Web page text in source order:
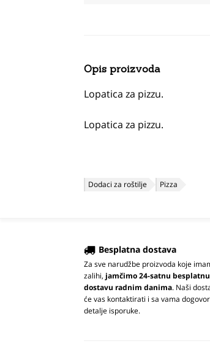
Opis proizvoda
Lopatica za pizzu.
Lopatica za pizzu.
Dodaci za roštilje Pizza
Besplatna dostava
Za sve narudžbe proizvoda koje
zalihi, jamčimo 24-satnu besplatnu
dostavu radnim danima. Naši
će vas kontaktirati i sa vama
detalje isporuke.